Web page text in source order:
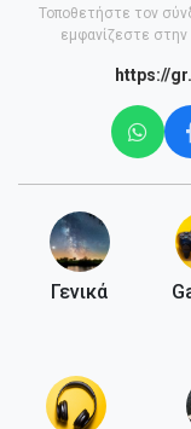
Τοποθετήστε τον
εμφανίζεστε
https://
Γενικά